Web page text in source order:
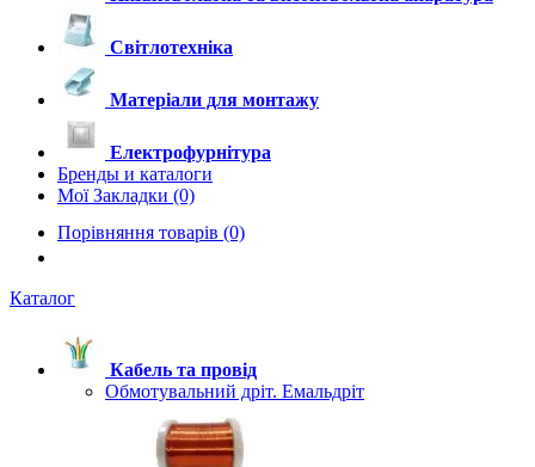
Світлотехніка
Матеріали для монтажу
Електрофурнітура
Бренды и каталоги
Мої Закладки (0)
Порівняння товарів (0)
Каталог
Кабель та провід
Обмотувальний дріт. Емальдріт